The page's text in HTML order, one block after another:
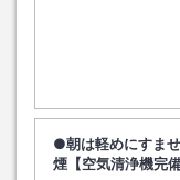
●朝は軽めにすま
煙【空気清浄機完備